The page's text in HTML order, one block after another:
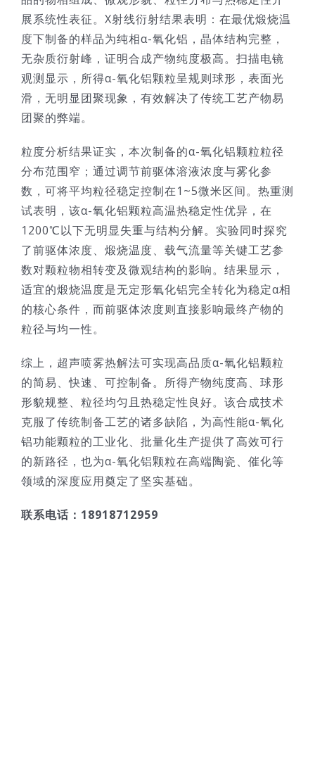
展系统性表征。X射线衍射结果表明：在最优煅烧温
度下制备的样品为纯相α-氧化铝，晶体结构完整，
无杂质衍射峰，证明合成产物纯度极高。扫描电镜
观测显示，所得α-氧化铝颗粒呈规则球形，表面光
滑，无明显团聚现象，有效解决了传统工艺产物易
团聚的弊端。
粒度分析结果证实，本次制备的α-氧化铝颗粒粒径
分布范围窄；通过调节前驱体溶液浓度与雾化参
数，可将平均粒径稳定控制在1~5微米区间。热重测
试表明，该α-氧化铝颗粒高温热稳定性优异，在
1200℃以下无明显失重与结构分解。实验同时探究
了前驱体浓度、煅烧温度、载气流量等关键工艺参
数对颗粒物相转变及微观结构的影响。结果显示，
适宜的煅烧温度是无定形氧化铝完全转化为稳定α相
的核心条件，而前驱体浓度则直接影响最终产物的
粒径与均一性。
综上，超声喷雾热解法可实现高品质α-氧化铝颗粒
的简易、快速、可控制备。所得产物纯度高、球形
形貌规整、粒径均匀且热稳定性良好。该合成技术
克服了传统制备工艺的诸多缺陷，为高性能α-氧化
铝功能颗粒的工业化、批量化生产提供了高效可行
的新路径，也为α-氧化铝颗粒在高端陶瓷、催化等
领域的深度应用奠定了坚实基础。
联系电话：18918712959